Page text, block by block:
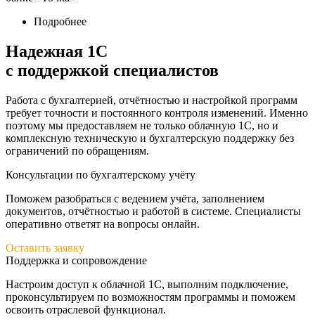
Подробнее
Надежная 1С
с поддержкой специалистов
Работа с бухгалтерией, отчётностью и настройкой программ
требует точности и постоянного контроля изменений. Именно
поэтому мы предоставляем не только облачную 1С, но и
комплексную техническую и бухгалтерскую поддержку без
ограничений по обращениям.
Консультации по бухгалтерскому учёту
Поможем разобраться с ведением учёта, заполнением
документов, отчётностью и работой в системе. Специалисты
оперативно ответят на вопросы онлайн.
Оставить заявку
Поддержка и сопровождение
Настроим доступ к облачной 1С, выполним подключение,
проконсультируем по возможностям программы и поможем
освоить отраслевой функционал.